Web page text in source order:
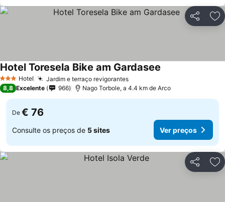
Partilhar
3 EstrelasHotel Jardim e terraço revigorantes
Hotel Toresela Bike am Gardasee
8,8 Excelente 966 Nago Torbole, a 4.4 km de Arco
De € 76
Consulte os preços de 5 sites Ver preços
Partilhar